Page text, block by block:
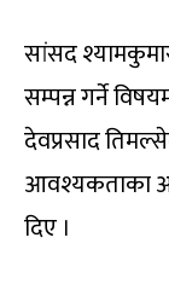
सांसद
सम्पन्न गर्ने
देवप्रसाद
आवश्यकताका
दिए ।